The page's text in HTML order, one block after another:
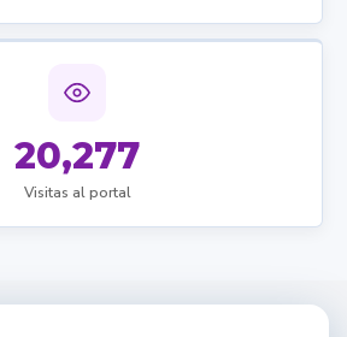
20,277
Visitas al portal